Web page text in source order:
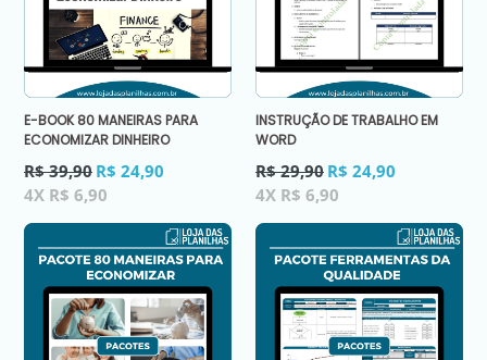
E-BOOK 80 MANEIRAS PARA
ECONOMIZAR DINHEIRO
Preço
normal
R$ 39,90 R$ 24,90
4X R$ 6,90
INSTRUÇÃO DE TRABALHO EM
WORD
Preço
normal
R$ 29,90 R$ 24,90
4X R$ 6,90